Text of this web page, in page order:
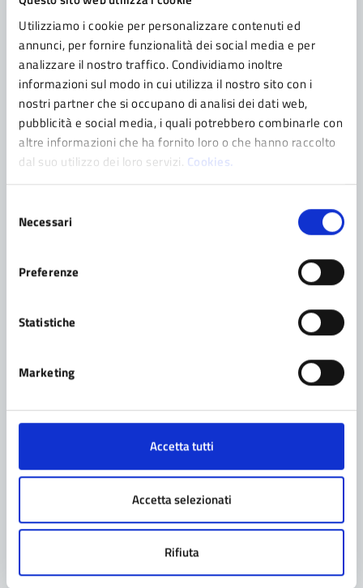
Utilizziamo i cookie per personalizzare contenuti ed
annunci, per fornire funzionalità dei social media e per
analizzare il nostro traffico. Condividiamo inoltre
informazioni sul modo in cui utilizza il nostro sito con i
nostri partner che si occupano di analisi dei dati web,
pubblicità e social media, i quali potrebbero combinarle con
altre informazioni che ha fornito loro o che hanno raccolto
dal suo utilizzo dei loro servizi. Cookies.
delNecessari
Preferenze
Statistiche
Marketing
Accetta tutti
Accetta selezionati
Rifiuta
Inaugurazione nuovo Campo
Sintetico dello Stadio Minelli
Domenica 26 aprile 2026 dalle ore 9.00 ProgrammaOre
9-12: Torneo giovanile Memorial Tadolini-Muratori:
Pavullo- Sassuolo- Reggiana – CarpiOre 12:00: Taglio
del nastro con saluti delle autoritàOre 13: Stand
gastronomico con prodotti tradizionaliDalle ore 14
Categoria:
VERDEBLU – Workshop d’artista a
cura di Francesco Fantoni
16.00Fabbrica delle Arti – Palazzo Ducale di Pavullo nel
Frignano VERDEBLULa magia del CianotipoA cura di
fotografo)Riproduzione fotografica in cianotipia delle
essenze del Parco DucaleEsplorazioni sulle orme di
grembiule Informazioni / prenotazioniFabbrica delle […]
Categoria: